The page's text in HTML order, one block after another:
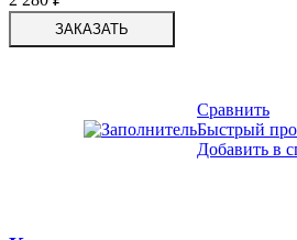
ЗАКАЗАТЬ
Сравнить
Быстрый
Добавить в